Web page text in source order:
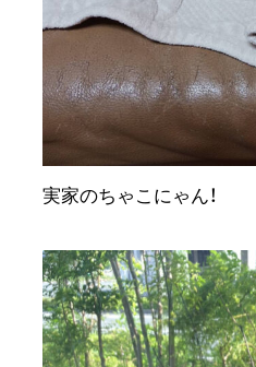
実家のちゃこにゃん！